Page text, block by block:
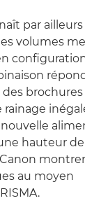
par
volumes
nouvelle
hauteur
au moyen